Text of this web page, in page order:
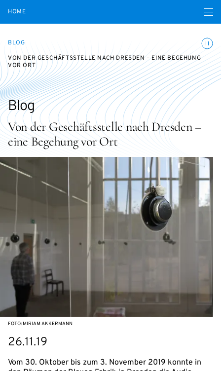
HOME Open
BLOG
VON DER GESCHÄFTSSTELLE NACH DRESDEN – EINE BEGEHUNG
VOR ORT
Von der Geschäftsstelle nach Dresden –
eine Begehung vor Ort
Blog
FOTO: MIRIAM AKKERMANN
26.11.19
Vom 30. Oktober bis zum 3. November 2019 konnte in